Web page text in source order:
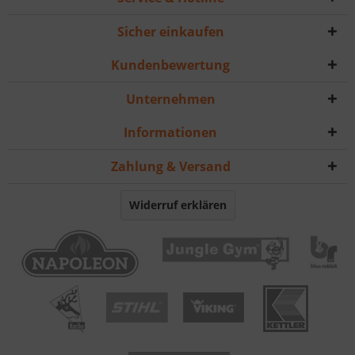
Sicher einkaufen
Kundenbewertung
Unternehmen
Informationen
Zahlung & Versand
Widerruf erklären